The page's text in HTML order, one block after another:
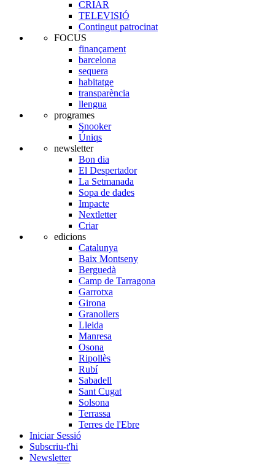
CRIAR
TELEVISIÓ
Contingut patrocinat
FOCUS
finançament
barcelona
sequera
habitatge
transparència
llengua
programes
Snooker
Úniqs
newsletter
Bon dia
El Despertador
La Setmanada
Sopa de dades
Impacte
Nextletter
Criar
edicions
Catalunya
Baix Montseny
Berguedà
Camp de Tarragona
Garrotxa
Girona
Granollers
Lleida
Manresa
Osona
Ripollès
Rubí
Sabadell
Sant Cugat
Solsona
Terrassa
Terres de l'Ebre
Iniciar Sessió
Subscriu-t'hi
Newsletter